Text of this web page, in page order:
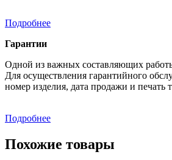
Подробнее
Гарантии
Одной из важных составляющих
Для осуществления гарантийного
номер изделия, дата продажи и
Подробнее
Похожие товары